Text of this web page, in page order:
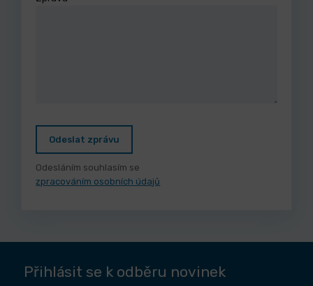
Odeslat zprávu
Odesláním souhlasím se
zpracováním osobních údajů
Přihlásit se k odběru novinek